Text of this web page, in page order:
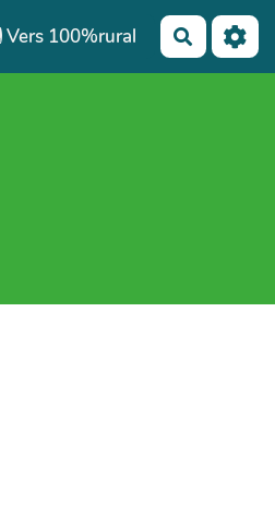
Vers 100%rural